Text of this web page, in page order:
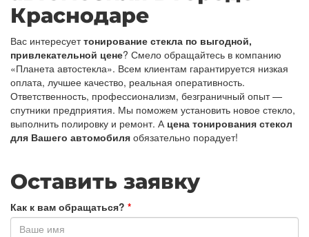
Краснодаре
Вас интересуеттонирование стекла по выгодной,
привлекательной цене? Смело обращайтесь в компанию
«Планета автостекла». Всем клиентам гарантируется низкая
оплата, лучшее качество, реальная оперативность.
Ответственность, профессионализм, безграничный опыт —
спутники предприятия. Мы поможем установить новое стекло,
выполнить полировку и ремонт. А цена тонирования стекол
для Вашего автомобиля обязательно порадует!
Оставить заявку
Как к вам обращаться? *